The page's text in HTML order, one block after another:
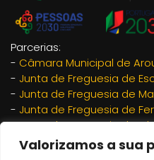
Valorizamos a sua
Parcerias:
- Câmara Municipal de
- Junta de Freguesia de
- Junta de Freguesia de
- Junta de Freguesia de
-Junta de Freguesia de
Junta de Freguesia de